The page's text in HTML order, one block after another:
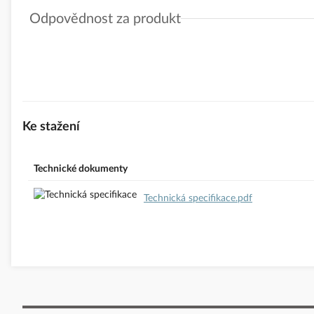
GPSR Details
Odpovědnost za produkt
Ke stažení
Technické dokumenty
Technická specifikace.pdf